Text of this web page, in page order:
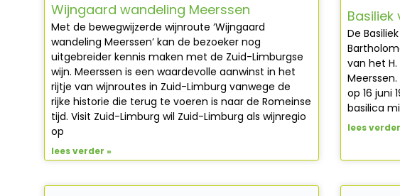
Wijngaard wandeling Meerssen
Met de bewegwijzerde wijnroute ‘Wijngaard
wandeling Meerssen’ kan de bezoeker nog
uitgebreider kennis maken met de Zuid-Limburgse
wijn. Meerssen is een waardevolle aanwinst in het
rijtje van wijnroutes in Zuid-Limburg vanwege de
rijke historie die terug te voeren is naar de Romeinse
tijd. Visit Zuid-Limburg wil Zuid-Limburg als wijnregio
op
lees verder »
Basiliek
De
van het
op 16 juni
basilica
lees